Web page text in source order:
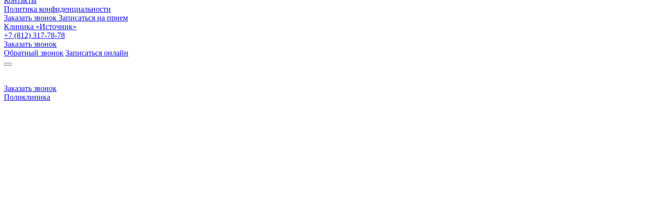
Политика конфиденциальности
Заказать звонок Записаться на прием
Клиника «Источник»
+7 (812) 317-78-78
Заказать звонок
Обратный звонок Записаться онлайн
Заказать звонок
Поликлиника